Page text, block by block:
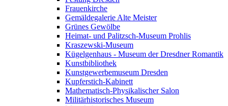
Frauenkirche
Gemäldegalerie Alte Meister
Grünes Gewölbe
Heimat- und Palitzsch-Museum Prohlis
Kraszewski-Museum
Kügelgenhaus - Museum der Dresdner Romantik
Kunstbibliothek
Kunstgewerbemuseum Dresden
Kupferstich-Kabinett
Mathematisch-Physikalischer Salon
Militärhistorisches Museum